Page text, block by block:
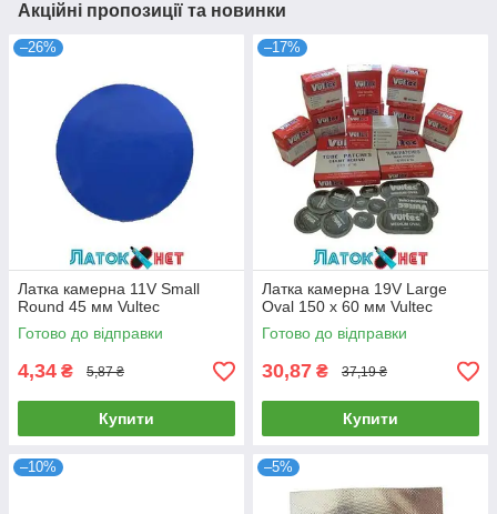
Акційні пропозиції та новинки
–26%
Латка камерна 11V Small
Round 45 мм Vultec
Готово до відправки
4,34 ₴ 5,87 ₴
Купити
–17%
Латка камерна 19V Large
Oval 150 х 60 мм Vultec
Готово до відправки
30,87 ₴ 37,19 ₴
Купити
–10% –5%